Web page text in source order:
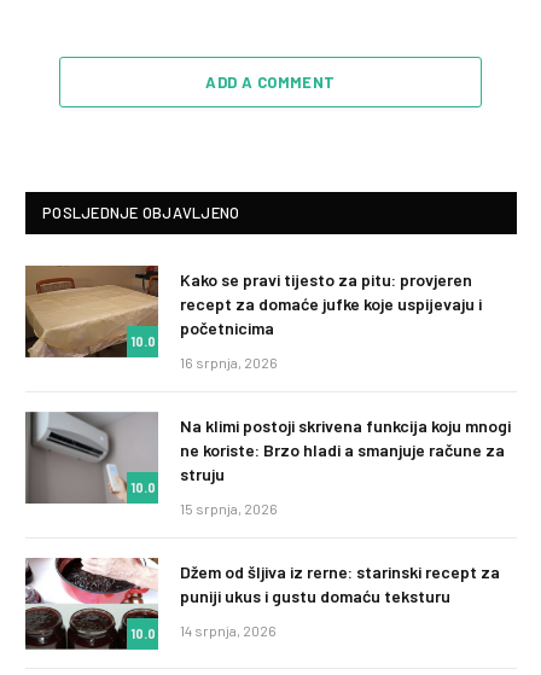
ADD A COMMENT
POSLJEDNJE OBJAVLJENO
10.0
Kako se pravi tijesto za pitu: provjeren
recept za domaće jufke koje uspijevaju i
početnicima
16 srpnja, 2026
10.0
Na klimi postoji skrivena funkcija koju mnogi
ne koriste: Brzo hladi a smanjuje račune za
struju
15 srpnja, 2026
10.0
Džem od šljiva iz rerne: starinski recept za
puniji ukus i gustu domaću teksturu
14 srpnja, 2026